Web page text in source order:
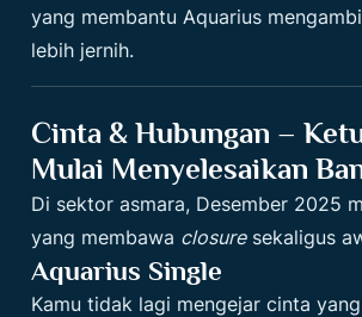
yang membantu Aquarius
lebih jernih.
Cinta & Hubungan –
Mulai Menyelesaikan
Di sektor asmara, Desember 2025
yang membawa closuresekaligus
Aquarius Single
Kamu tidak lagi mengejar cinta